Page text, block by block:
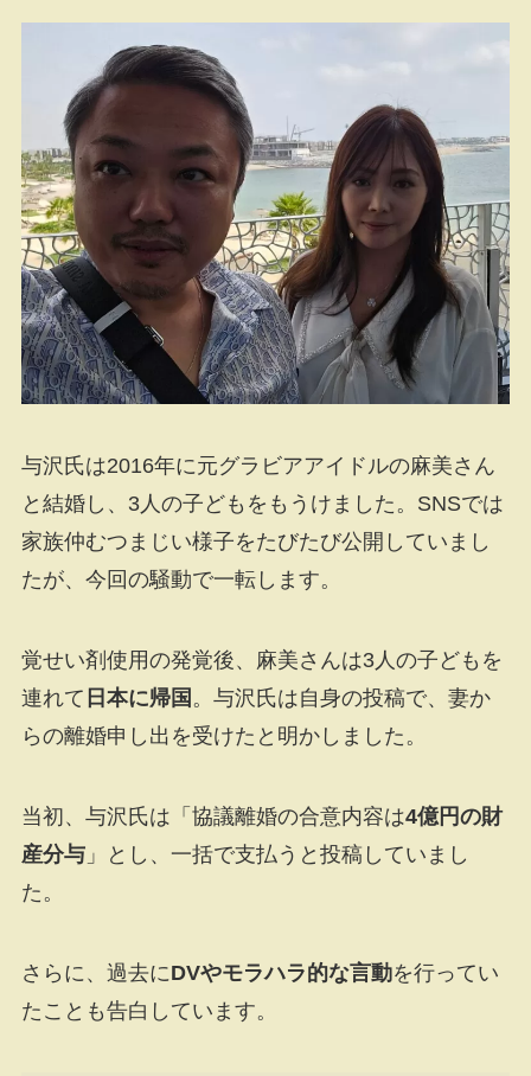
与沢氏は2016年に元グラビアアイドルの麻美さん
と結婚し、3人の子どもをもうけました。SNSでは
家族仲むつまじい様子をたびたび公開していまし
たが、今回の騒動で一転します。
覚せい剤使用の発覚後、麻美さんは3人の子どもを
連れて 日本に帰国 。与沢氏は自身の投稿で、妻か
らの離婚申し出を受けたと明かしました。
当初、与沢氏は「協議離婚の合意内容は4億円の財
産分与」とし、一括で支払うと投稿していまし
た。
さらに、過去にDVやモラハラ的な言動を行ってい
たことも告白しています。